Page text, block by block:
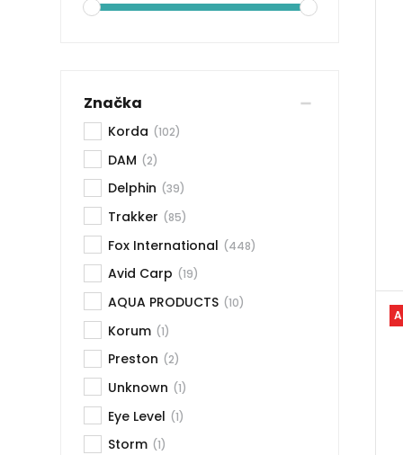
Značka
Korda (102)
DAM (2)
Delphin (39)
Trakker (85)
Fox International (448)
Avid Carp (19)
AQUA PRODUCTS (10)
Korum (1)
Preston (2)
Unknown (1)
Eye Level (1)
Storm (1)